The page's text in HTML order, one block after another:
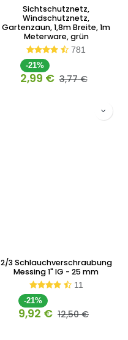
Sichtschutznetz,
Windschutznetz,
Gartenzaun, 1,8m Breite, 1m
Meterware, grün
781
-21%
2,99 € 3,77€
2/3 Schlauchverschraubung
Messing 1" IG - 25 mm
11
-21%
9,92 € 12,50€